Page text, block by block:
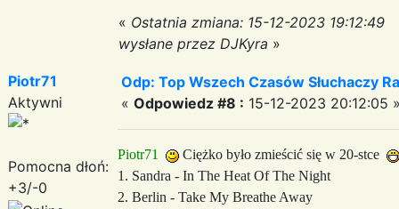
« Ostatnia zmiana: 15-12-2023 19:12:49
wysłane przez DJKyra »
Piotr71
Aktywni
Pomocna dłoń:
+3/-0
Odp: Top Wszech Czasów Słuchaczy
« Odpowiedz #8 : 15-12-2023 20:12:05
Piotr71
Ciężko było zmieścić się w 20-stce
1. Sandra - In The Heat Of The Night
2. Berlin - Take My Breathe Away